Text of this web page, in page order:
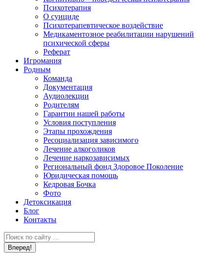
Психотерапия
О суициде
Психотерапевтическое воздействие
Медикаментозное реабилитации нарушений
психической сферы
Реферат
Игромания
Родным
Команда
Документация
Аудиолекции
Родителям
Гарантии нашей работы
Условия поступления
Этапы прохождения
Ресоциализация зависимого
Лечение алкоголиков
Лечение наркозависимых
Региональный фонд Здоровое Поколение
Юридическая помощь
Кедровая Бочка
Фото
Детоксикация
Блог
Контакты
Поиск: